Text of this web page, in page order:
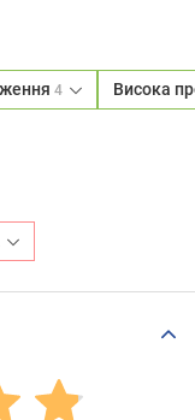
4 Висока